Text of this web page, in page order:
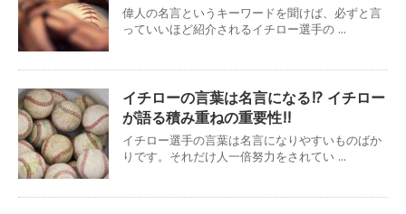
偉人の名言というキーワードを聞けば、必ずと言
っていいほど紹介されるイチロー選手の ...
イチローの言葉は名言になる!? イチロー
が語る積み重ねの重要性!!
イチロー選手の言葉は名言になりやすいものばか
りです。それだけ人一倍努力をされてい ...